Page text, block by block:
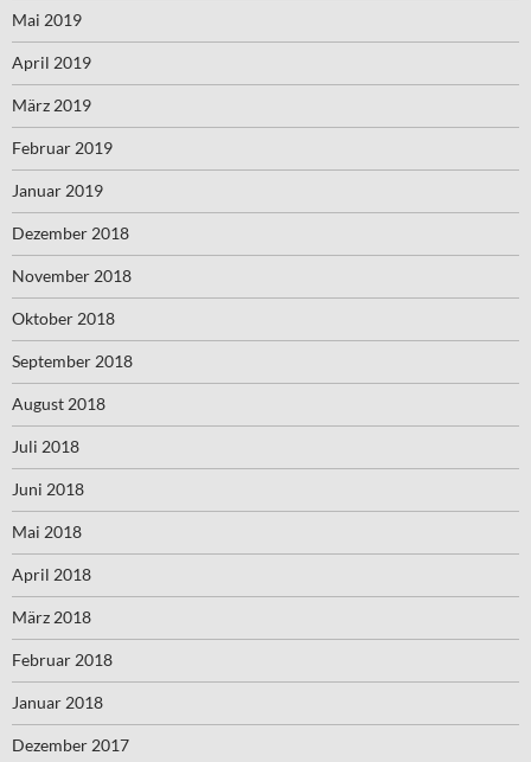
Mai 2019
April 2019
März 2019
Februar 2019
Januar 2019
Dezember 2018
November 2018
Oktober 2018
September 2018
August 2018
Juli 2018
Juni 2018
Mai 2018
April 2018
März 2018
Februar 2018
Januar 2018
Dezember 2017